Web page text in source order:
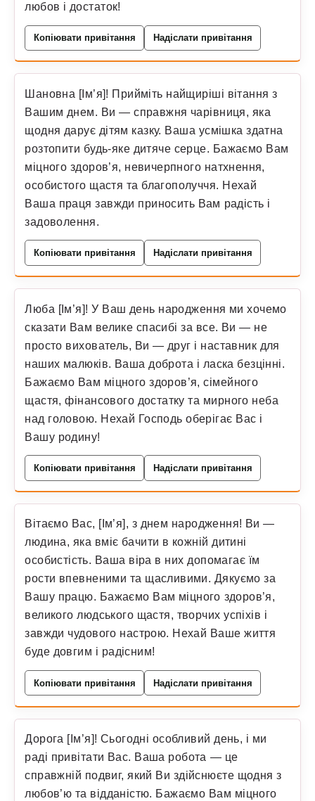
любов і достаток!
Копіювати привітання Надіслати привітання
Шановна [Ім’я]! Прийміть найщиріші вітання з
Вашим днем. Ви — справжня чарівниця, яка
щодня дарує дітям казку. Ваша усмішка здатна
розтопити будь-яке дитяче серце. Бажаємо Вам
міцного здоров’я, невичерпного натхнення,
особистого щастя та благополуччя. Нехай
Ваша праця завжди приносить Вам радість і
задоволення.
Копіювати привітання Надіслати привітання
Люба [Ім’я]! У Ваш день народження ми хочемо
сказати Вам велике спасибі за все. Ви — не
просто вихователь, Ви — друг і наставник для
наших малюків. Ваша доброта і ласка безцінні.
Бажаємо Вам міцного здоров’я, сімейного
щастя, фінансового достатку та мирного неба
над головою. Нехай Господь оберігає Вас і
Вашу родину!
Копіювати привітання Надіслати привітання
Вітаємо Вас, [Ім’я], з днем народження! Ви —
людина, яка вміє бачити в кожній дитині
особистість. Ваша віра в них допомагає їм
рости впевненими та щасливими. Дякуємо за
Вашу працю. Бажаємо Вам міцного здоров’я,
великого людського щастя, творчих успіхів і
завжди чудового настрою. Нехай Ваше життя
буде довгим і радісним!
Копіювати привітання Надіслати привітання
Дорога [Ім’я]! Сьогодні особливий день, і ми
раді привітати Вас. Ваша робота — це
справжній подвиг, який Ви здійснюєте щодня з
любов’ю та відданістю. Бажаємо Вам міцного